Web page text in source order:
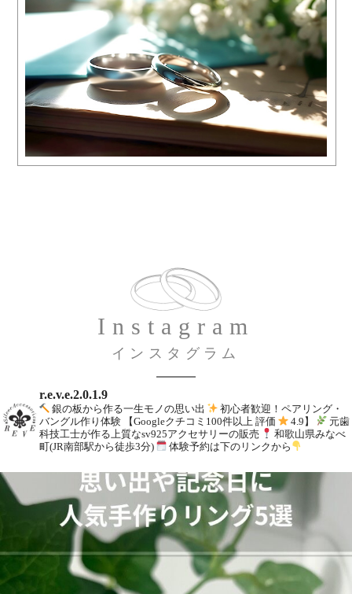
Instagram
インスタグラム
r.e.v.e.2.0.1.9
銀の板から作る一生モノの思い出
初心者歓迎！ペアリング・
バングル作り体験 【Googleクチコミ100件以上 評価 4.9】
元歯
科技工士が作る上質なsv925アクセサリーの販売
和歌山県みなべ
町(JR南部駅から徒歩3分)
体験予約は下のリンクから